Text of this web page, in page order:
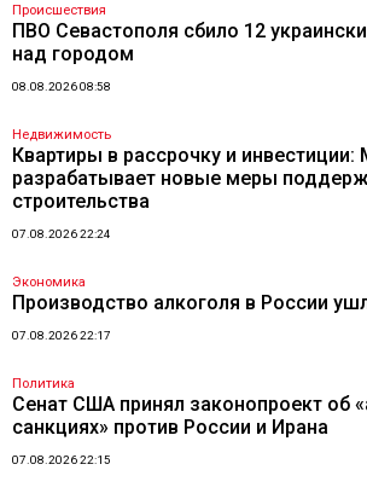
Происшествия
ПВО Севастополя сбило 12
над городом
08.08.2026 08:58
Недвижимость
Квартиры в рассрочку и
разрабатывает новые меры
строительства
07.08.2026 22:24
Экономика
Производство алкоголя в России
07.08.2026 22:17
Политика
Сенат США принял законопроект об
санкциях» против России и Ирана
07.08.2026 22:15